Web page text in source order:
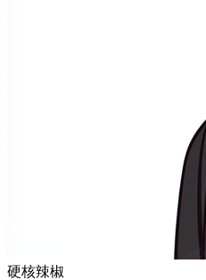
硬核辣椒